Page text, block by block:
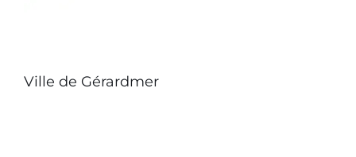
Ville de Gérardmer